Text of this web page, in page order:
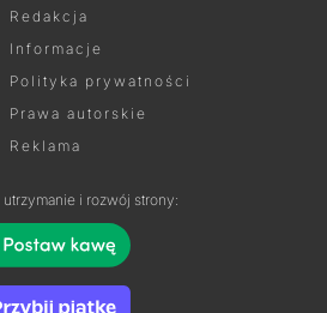
Redakcja
Informacje
Polityka prywatności
Prawa autorskie
Reklama
utrzymanie i rozwój strony: